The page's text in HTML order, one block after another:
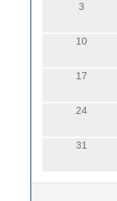
3
10
17
24
31